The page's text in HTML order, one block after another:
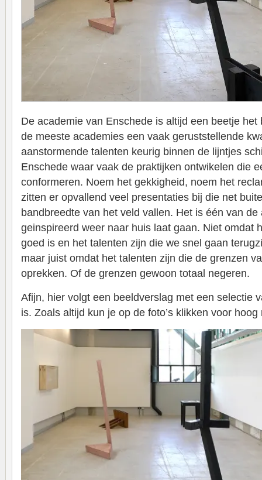
De academie van Enschede is altijd een beetje
de meeste academies een vaak geruststellende
aanstormende talenten keurig binnen de lijntjes
Enschede waar vaak de praktijken ontwikelen die
conformeren. Noem het gekkigheid, noem het
zitten er opvallend veel presentaties bij die net
bandbreedte van het veld vallen. Het is één van
geinspireerd weer naar huis laat gaan. Niet omdat
goed is en het talenten zijn die we snel gaan
maar juist omdat het talenten zijn die de grenzen
oprekken. Of de grenzen gewoon totaal negeren.
Afijn, hier volgt een beeldverslag met een selectie
is. Zoals altijd kun je op de foto’s klikken voor